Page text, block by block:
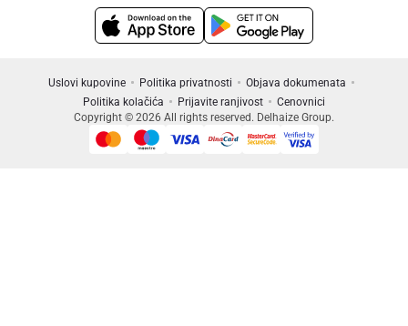
Uslovi kupovine Politika privatnosti
Objava dokumenata
Politika kolačića
Prijavite ranjivost
Cenovnici
Copyright © 2026 All rights reserved. Delhaize Group.